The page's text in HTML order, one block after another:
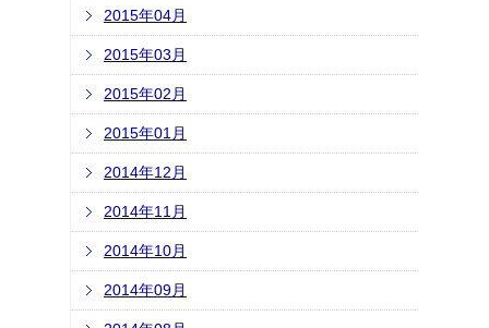
2015年04月
2015年03月
2015年02月
2015年01月
2014年12月
2014年11月
2014年10月
2014年09月